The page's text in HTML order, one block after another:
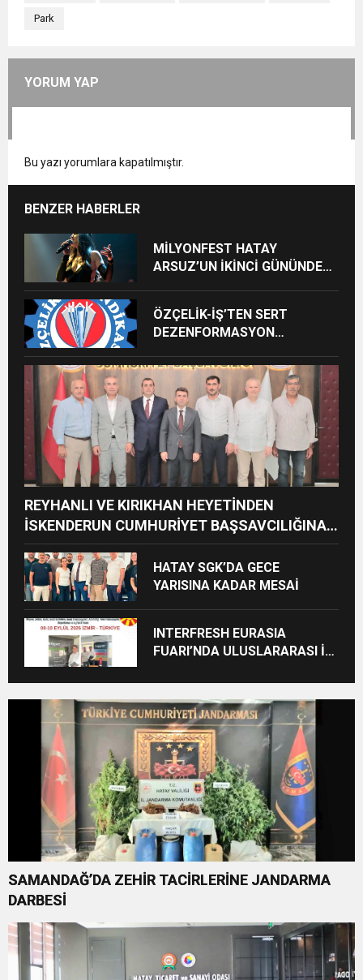
Park
YORUM YAP
Bu yazı yorumlara kapatılmıştır.
BENZER HABERLER
MİLYONFEST HATAY
ARSUZ’UN İKİNCİ GÜNÜNDE
ÖZÇELİK-İŞ’TEN SERT
DEZENFORMASYON
CEZAİ SÜREÇ BAŞLATILDI”
REYHANLI VE KIRIKHAN HEYETİNDEN
İSKENDERUN CUMHURİYET BAŞSAVCILIĞINA
ZİYARET
HATAY SGK’DA GECE
YARISINA KADAR MESAİ
INTERFRESH EURASIA
FUARI’NDA ULUSLARARASI İŞ
BAŞLADI
SAMANDAĞ’DA ZEHİR TACİRLERİNE JANDARMA
DARBESİ